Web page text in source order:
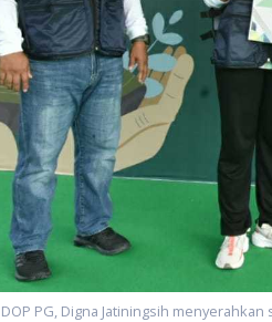
DOP PG, Digna Jatiningsih